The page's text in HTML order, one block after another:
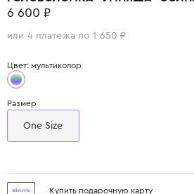
6 600 ₽
или 4 платежа по 1 650 ₽
Цвет: мультиколор
Размер
One Size
Купить подарочную карту